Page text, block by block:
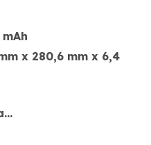
mAh
x 280,6 mm x 6,4